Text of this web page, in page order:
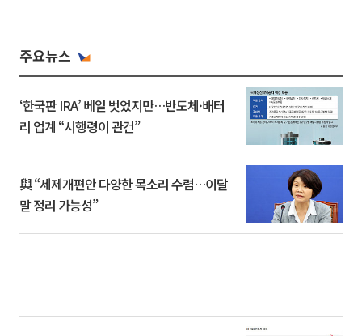
주요뉴스
‘한국판 IRA’ 베일 벗었지만…반도체·배터
리 업계 “시행령이 관건”
與 “세제개편안 다양한 목소리 수렴…이달
말 정리 가능성”